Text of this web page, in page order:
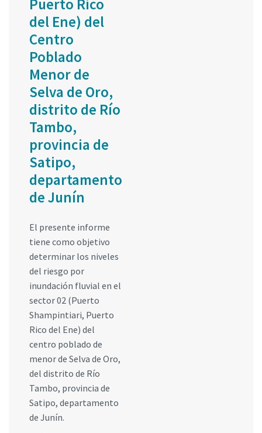
Puerto Rico
del Ene) del
Centro
Poblado
Menor de
Selva de Oro,
distrito de Río
Tambo,
provincia de
Satipo,
departamento
de Junín
El presente informe
tiene como objetivo
determinar los niveles
del riesgo por
inundación fluvial en el
sector 02 (Puerto
Shampintiari, Puerto
Rico del Ene) del
centro poblado de
menor de Selva de Oro,
del distrito de Río
Tambo, provincia de
Satipo, departamento
de Junín.